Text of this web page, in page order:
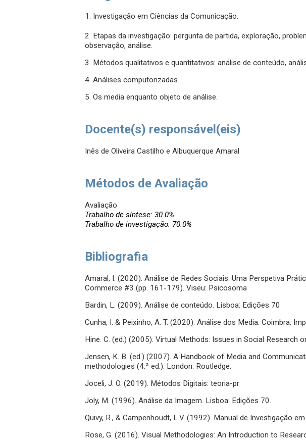
1. Investigação em Ciências da Comunicação.
2. Etapas da investigação: pergunta de partida, exploração,
observação, análise.
3. Métodos qualitativos e quantitativos: análise de conteúdo,
4. Análises computorizadas.
5. Os media enquanto objeto de análise.
Docente(s) responsável(eis)
Inês de Oliveira Castilho e Albuquerque Amaral
Métodos de Avaliação
Avaliação
Trabalho de síntese: 30.0%
Trabalho de investigação: 70.0%
Bibliografia
Amaral, I. (2020). Análise de Redes Sociais: Uma Perspetiva
Commerce #3 (pp. 161-179). Viseu: Psicosoma
Bardin, L. (2009). Análise de conteúdo. Lisboa: Edições 70
Cunha, I. & Peixinho, A. T. (2020). Análise dos Media. Coimbra:
Hine. C. (ed.) (2005). Virtual Methods: Issues in Social Research
Jensen, K. B. (ed.) (2007). A Handbook of Media and
methodologies (4.ª ed.). London: Routledge.
Joceli, J. O. (2019). Métodos Digitais: teoria-pr
Joly, M. (1996). Análise da Imagem. Lisboa: Edições 70.
Quivy, R., & Campenhoudt, L.V. (1992). Manual de Investigação
Rose, G. (2016). Visual Methodologies: An Introduction to